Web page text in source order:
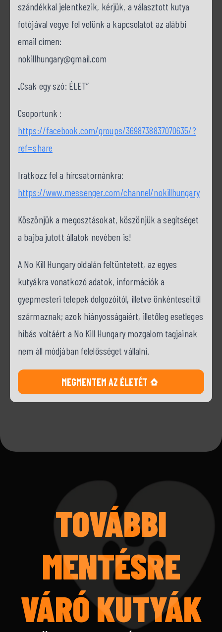
szándékkal jelentkezik, kérjük, a választott kutya
fotójával vegye fel velünk a kapcsolatot az alábbi
email címen:
nokillhungary@gmail.com
„Csak egy szó: ÉLET”
Csoportunk :
https://facebook.com/groups/3698738837070635/?
ref=share
Iratkozz fel a hírcsatornánkra:
https://www.messenger.com/channel/nokillhungary
Köszönjük a megosztásokat, köszönjük a segítséget
a bajba jutott állatok nevében is!
A No Kill Hungary oldalán feltüntetett, az egyes
kutyákra vonatkozó adatok, információk a
gyepmesteri telepek dolgozóitól, illetve önkénteseitől
származnak; azok hiányosságaiért, illetőleg esetleges
hibás voltáért a No Kill Hungary mozgalom tagjainak
nem áll módjában felelősséget vállalni.
MEGMENTEM AZ ÉLETÉT
TOVÁBBI
MENTÉSRE
VÁRÓ KUTYÁK